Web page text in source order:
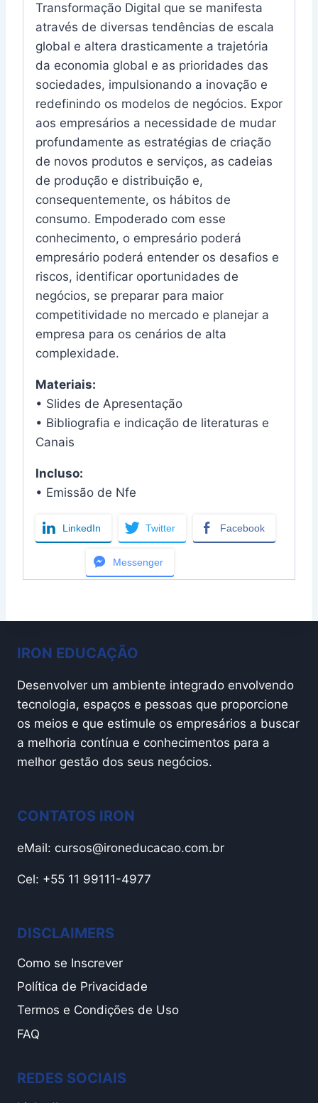
Transformação Digital que se manifesta
através de diversas tendências de escala
global e altera drasticamente a trajetória
da economia global e as prioridades das
sociedades, impulsionando a inovação e
redefinindo os modelos de negócios. Expor
aos empresários a necessidade de mudar
profundamente as estratégias de criação
de novos produtos e serviços, as cadeias
de produção e distribuição e,
consequentemente, os hábitos de
consumo. Empoderado com esse
conhecimento, o empresário poderá
empresário poderá entender os desafios e
riscos, identificar oportunidades de
negócios, se preparar para maior
competitividade no mercado e planejar a
empresa para os cenários de alta
complexidade.
Materiais:
• Slides de Apresentação
• Bibliografia e indicação de literaturas e
Canais
Incluso:
• Emissão de Nfe
LinkedIn Twitter Facebook
Messenger
IRON EDUCAÇÃO
Desenvolver um ambiente integrado envolvendo
tecnologia, espaços e pessoas que proporcione
os meios e que estimule os empresários a buscar
a melhoria contínua e conhecimentos para a
melhor gestão dos seus negócios.
CONTATOS IRON
eMail: cursos@ironeducacao.com.br
Cel: +55 11 99111-4977
DISCLAIMERS
Como se Inscrever
Política de Privacidade
Termos e Condições de Uso
FAQ
REDES SOCIAIS